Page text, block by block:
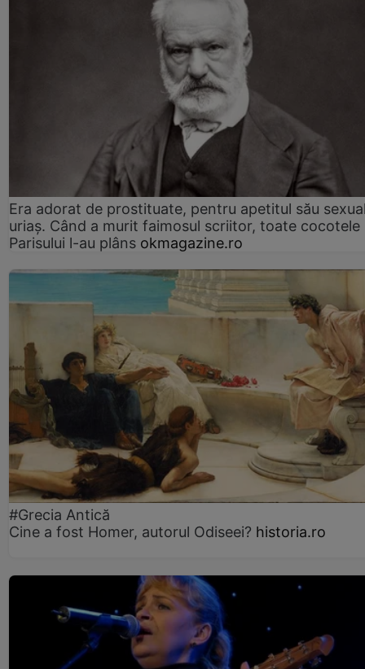
Era adorat de prostituate, pentru apetitul său
uriaș. Când a murit faimosul scriitor, toate cocotele
Parisului l-au plâns okmagazine.ro
#Grecia Antică
Cine a fost Homer, autorul Odiseei? historia.ro